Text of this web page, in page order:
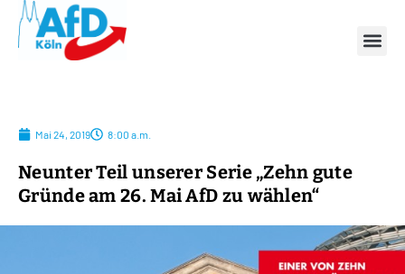
Mai 24, 2019 8:00 a.m.
Neunter Teil unserer Serie „Zehn gute
Gründe am 26. Mai AfD zu wählen“